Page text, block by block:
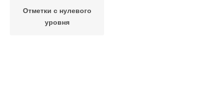
Отметки с нулевого
уровня